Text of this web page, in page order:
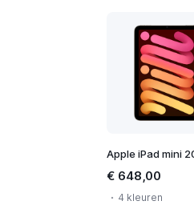
€ 648,00
4 kleuren